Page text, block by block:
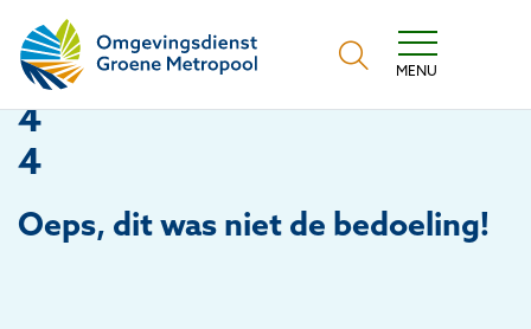
Omgevingsdienst Groene Metropool
MENU
4
4
Oeps, dit was niet de bedoeling!